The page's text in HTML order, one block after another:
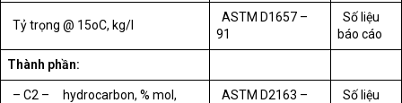
Tỷ trọng @ 15oC, kg/l
ASTM D1657 –
91
Số liệu
báo cáo
Thành phần:
– C2 – hydrocarbon, % mol,
ASTM D2163 –
Số liệu